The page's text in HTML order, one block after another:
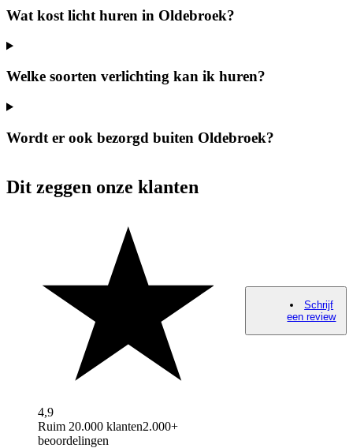
Wat kost licht huren in Oldebroek?
Welke soorten verlichting kan ik huren?
Wordt er ook bezorgd buiten Oldebroek?
Dit zeggen onze klanten
4,9
Ruim 20.000 klanten2.000+
beoordelingen
Schrijf
een review